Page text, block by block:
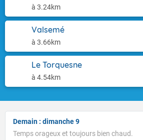
à 3.24km
Valsemé
à 3.66km
Le Torquesne
à 4.54km
Demain : dimanche 9
Temps orageux et toujours bien chaud.